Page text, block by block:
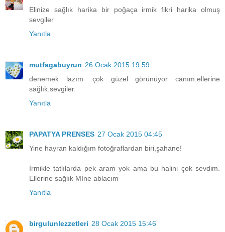
Elinize sağlık harika bir poğaça irmik fikri harika olmuş
sevgiler
Yanıtla
mutfagabuyrun 26 Ocak 2015 19:59
denemek lazım .çok güzel görünüyor canım.ellerine
sağlık.sevgiler.
Yanıtla
PAPATYA PRENSES 27 Ocak 2015 04:45
Yine hayran kaldığım fotoğraflardan biri,şahane!
İrmikle tatlılarda pek aram yok ama bu halini çok sevdim.
Ellerine sağlık Mİne ablacım
Yanıtla
birgulunlezzetleri 28 Ocak 2015 15:46